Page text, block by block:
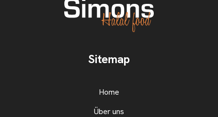
Sitemap
Home
Über uns